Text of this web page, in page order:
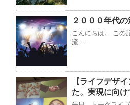
２０００年代
こんにちは。 この
流 …
【ライフデザ
た。実現に向